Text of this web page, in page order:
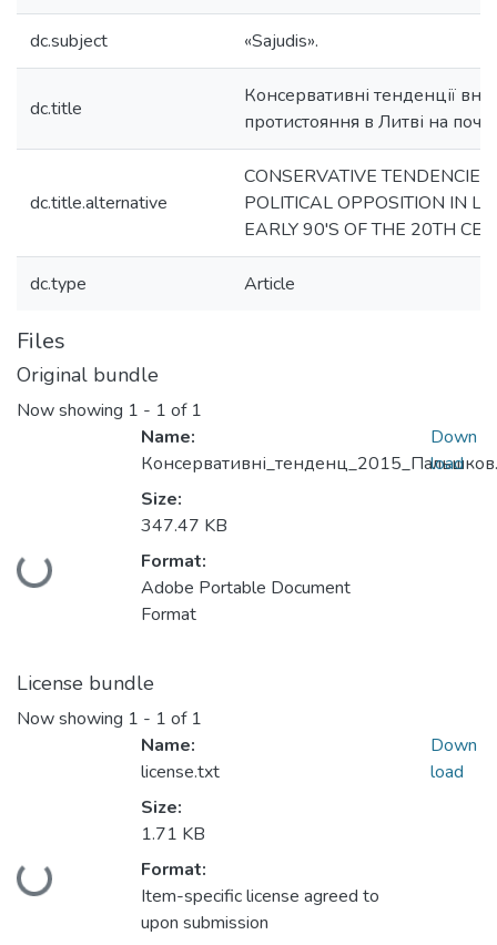
dc.subject «Sajudis».
dc.title
Консервативні тенденції
протистояння в Литві на
dc.title.alternative
CONSERVATIVE
POLITICAL OPPOSITION IN
EARLY 90'S OF THE 20TH
dc.type Article
Files
Original bundle
Now showing 1 - 1 of 1
Loading...
Name:
Size:
347.47 KB
Format:
Adobe Portable Document
Format
Down
load
License bundle
Now showing 1 - 1 of 1
Loading...
Name:
license.txt
Size:
1.71 KB
Format:
Item-specific license agreed to
upon submission
Down
load